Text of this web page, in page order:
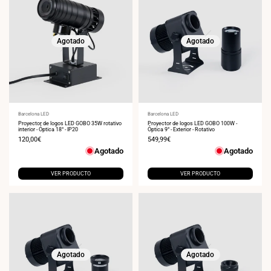
Agotado
Proveedor:
Barcelona LED
Proyector de logos LED GOBO 35W rotativo
interior - Óptica 18° - IP20
Precio
120,00€
Agotado
VER PRODUCTO
Agotado
Proveedor:
Barcelona LED
Proyector de logos LED GOBO 100W -
Óptica 9° - Exterior - Rotativo
Precio
549,99€
Agotado
VER PRODUCTO
Agotado Agotado